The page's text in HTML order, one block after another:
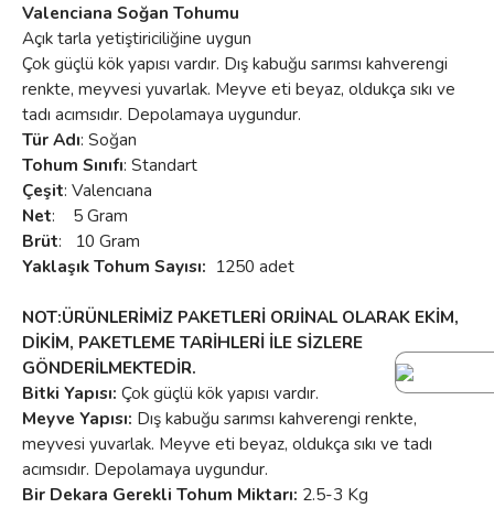
Valenciana Soğan Tohumu
Açık tarla yetiştiriciliğine uygun
Çok güçlü kök yapısı vardır. Dış kabuğu sarımsı kahverengi
renkte, meyvesi yuvarlak. Meyve eti beyaz, oldukça sıkı ve
tadı acımsıdır. Depolamaya uygundur.
Tür Adı: Soğan
Tohum Sınıfı: Standart
Çeşit: Valencıana
Net: 5 Gram
Brüt: 10 Gram
Yaklaşık Tohum Sayısı: 1250 adet
NOT:ÜRÜNLERİMİZ PAKETLERİ ORJİNAL OLARAK EKİM,
DİKİM, PAKETLEME TARİHLERİ İLE SİZLERE
GÖNDERİLMEKTEDİR.
Bitki Yapısı: Çok güçlü kök yapısı vardır.
Meyve Yapısı: Dış kabuğu sarımsı kahverengi renkte,
meyvesi yuvarlak. Meyve eti beyaz, oldukça sıkı ve tadı
acımsıdır. Depolamaya uygundur.
Bir Dekara Gerekli Tohum Miktarı: 2.5-3 Kg